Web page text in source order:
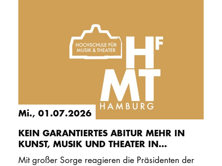
Mi., 01.07.2026
KEIN GARANTIERTES ABITUR MEHR IN
KUNST, MUSIK UND THEATER IN
HAMBURG
Mit großer Sorge reagieren die Präsidenten der